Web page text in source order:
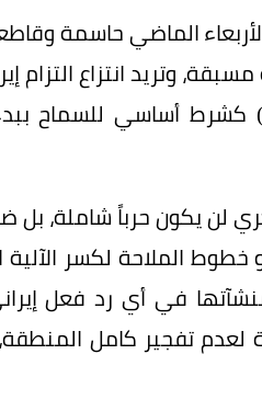
الماضي حاسمة
وتريد انتزاع التزام
كشرط أساسي للسماح
لن يكون حرباً شاملة، بل
خطوط الملاحة لكسر
في أي رد فعل
تفجير كامل